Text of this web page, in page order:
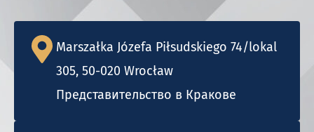
Marszałka Józefa Piłsudskiego 74/lokal
305, 50-020 Wrocław
Представительство в Кракове